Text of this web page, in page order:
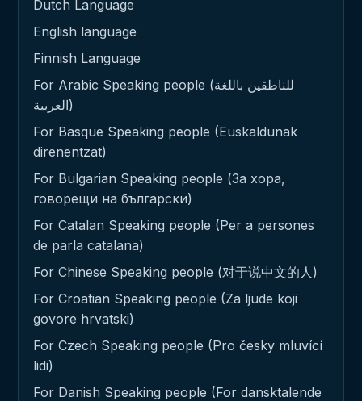
Dutch Language
English language
Finnish Language
For Arabic Speaking people (للناطقين باللغة
العربية)
For Basque Speaking people (Euskaldunak
direnentzat)
For Bulgarian Speaking people (За хора,
говорещи на български)
For Catalan Speaking people (Per a persones
de parla catalana)
For Chinese Speaking people (对于说中文的人)
For Croatian Speaking people (Za ljude koji
govore hrvatski)
For Czech Speaking people (Pro česky mluvící
lidi)
For Danish Speaking people (For dansktalende